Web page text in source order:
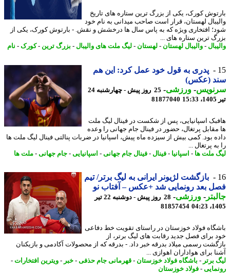
کورک، یکی از بزرگ ترین ستاره های تاریخ
لهستان، قرار است صاحب میدانی به نام خود
افتخاری ویژه که به پاس سال ها درخشش و نقش. - بارتوش کورک، یکی از
ترین ستاره های ...
-والیبال لهستان-لهستان-لیگ ملت های والیبال-بزرگ ترین- کورک- نام
پدری به قول خود عمل کرد: این هم
(عکس)
-ورزشی-
25 روز پیش - چهارشنبه 24
81877040
اسپانیایی، پس از شکست در فینال لیگ ملت
پرتغال، حضور در فینال جام جهانی را وعده
بود. کمی بیش از سیزده ماه پیش، اسپانیا در ضربات پنالتی فینال لیگ ملت ها
پرتغال ...
ملت ها- اسپانیا-فینال-فینال جام جهانی-اسپانیایی-جام جهانی-ملت ها
بازگشت لژیونر ایرانی به لیگ برتر/ تیم
بعد رونمایی شد +عکس – آفتاب نو
-ورزشی-
28 روز پیش - دوشنبه 22 تیر
81857454
فولاد خوزستان در راستای تقویت خط دفاعی
برای فصل جدید رقابت های لیگ برتر، از
رسمی میلاد بدرقه خبر داد. - بدرقه که از محصولات آکادمی و بازیکنان
برای هواداران اهوازی ...
برتر - باشگاه فولاد خوزستان-قهرمانی جام حذفی-خبر-ویترین افتخارات-
-فولاد خوزستان